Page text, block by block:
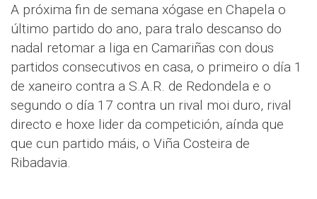
A próxima fin de semana xógase en Chapela o
último partido do ano, para tralo descanso do
nadal retomar a liga en Camariñas con dous
partidos consecutivos en casa, o primeiro o día 1
de xaneiro contra a S.A.R. de Redondela e o
segundo o día 17 contra un rival moi duro, rival
directo e hoxe lider da competición, aínda que
que cun partido máis, o Viña Costeira de
Ribadavia.